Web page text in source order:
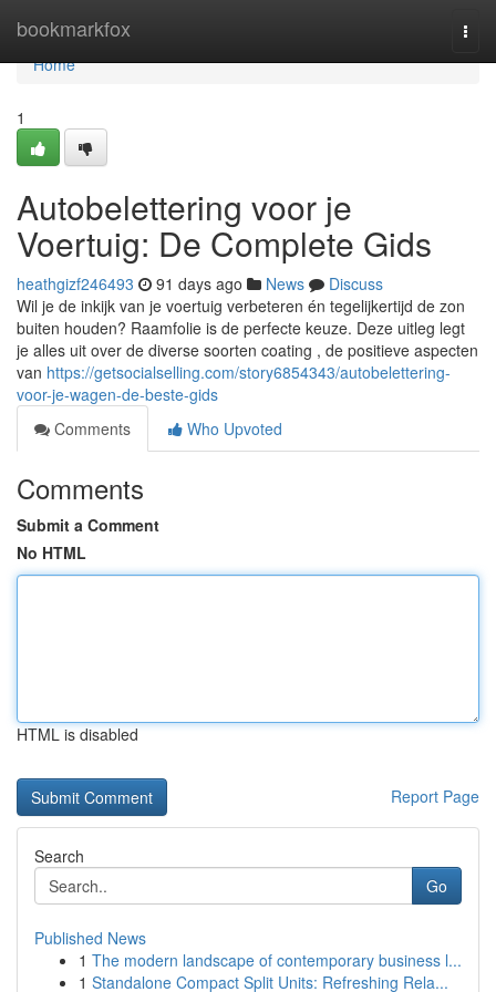
bookmarkfox
Home
Home
1
Autobelettering voor je
Voertuig: De Complete Gids
heathgizf246493 91 days ago News
Discuss
Wil je de inkijk van je voertuig verbeteren én tegelijkertijd de zon
buiten houden? Raamfolie is de perfecte keuze. Deze uitleg legt
je alles uit over de diverse soorten coating , de positieve aspecten
van https://getsocialselling.com/story6854343/autobelettering-
voor-je-wagen-de-beste-gids
Comments
Who Upvoted
Comments
Submit a Comment
No HTML
HTML is disabled
Report Page
Search
Go
Published News
1 The modern landscape of contemporary business l...
1 Standalone Compact Split Units: Refreshing Rela...